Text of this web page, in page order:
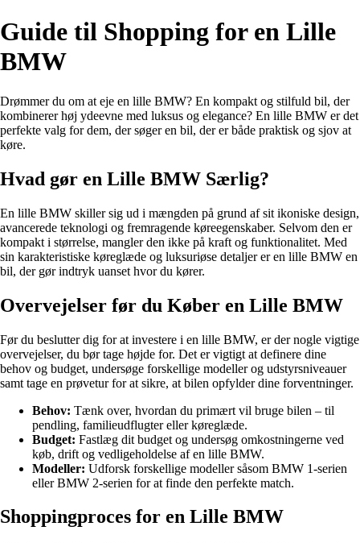
Guide til Shopping for en Lille
BMW
Drømmer du om at eje en lille BMW? En kompakt og stilfuld bil, der
kombinerer høj ydeevne med luksus og elegance? En lille BMW er det
perfekte valg for dem, der søger en bil, der er både praktisk og sjov at
køre.
Hvad gør en Lille BMW Særlig?
En lille BMW skiller sig ud i mængden på grund af sit ikoniske design,
avancerede teknologi og fremragende køreegenskaber. Selvom den er
kompakt i størrelse, mangler den ikke på kraft og funktionalitet. Med
sin karakteristiske køreglæde og luksuriøse detaljer er en lille BMW en
bil, der gør indtryk uanset hvor du kører.
Overvejelser før du Køber en Lille BMW
Før du beslutter dig for at investere i en lille BMW, er der nogle vigtige
overvejelser, du bør tage højde for. Det er vigtigt at definere dine
behov og budget, undersøge forskellige modeller og udstyrsniveauer
samt tage en prøvetur for at sikre, at bilen opfylder dine forventninger.
Behov: Tænk over, hvordan du primært vil bruge bilen – til
pendling, familieudflugter eller køreglæde.
Budget: Fastlæg dit budget og undersøg omkostningerne ved
køb, drift og vedligeholdelse af en lille BMW.
Modeller: Udforsk forskellige modeller såsom BMW 1-serien
eller BMW 2-serien for at finde den perfekte match.
Shoppingproces for en Lille BMW